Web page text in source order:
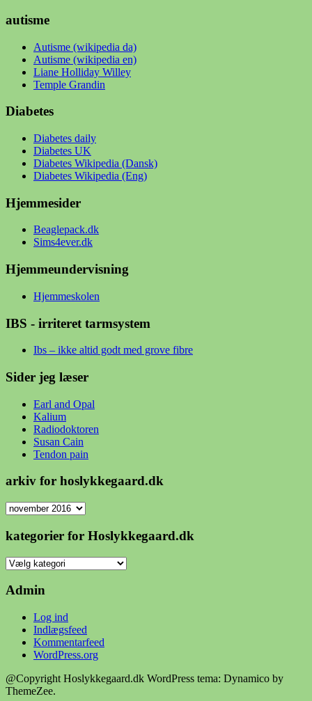
autisme
Autisme (wikipedia da)
Autisme (wikipedia en)
Liane Holliday Willey
Temple Grandin
Diabetes
Diabetes daily
Diabetes UK
Diabetes Wikipedia (Dansk)
Diabetes Wikipedia (Eng)
Hjemmesider
Beaglepack.dk
Sims4ever.dk
Hjemmeundervisning
Hjemmeskolen
IBS - irriteret tarmsystem
Ibs – ikke altid godt med grove fibre
Sider jeg læser
Earl and Opal
Kalium
Radiodoktoren
Susan Cain
Tendon pain
arkiv for hoslykkegaard.dk
arkiv
hoslykkegaard.dk
kategorier for Hoslykkegaard.dk
kategorier
Hoslykkegaard.dk
Admin
Log ind
Indlægsfeed
Kommentarfeed
WordPress.org
@Copyright Hoslykkegaard.dk WordPress tema: Dynamico by
ThemeZee.